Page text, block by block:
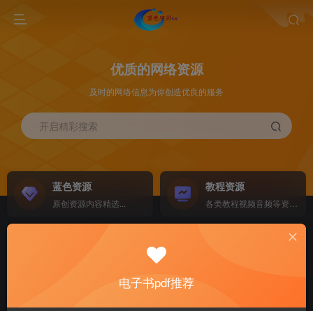
优质的网络资源
及时的网络信息为你创造优良的服务
开启精彩搜索
蓝色资源
原创资源内容精选...
教程资源
计算机 移动设备 软件下载....
电子书籍下载...
电子书pdf推荐